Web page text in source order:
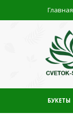
Главная
БУКЕТЫ